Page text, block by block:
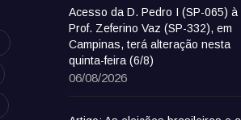
Acesso da D. Pedro I (SP-065) à
Prof. Zeferino Vaz (SP-332), em
Campinas, terá alteração nesta
quinta-feira (6/8)
06/08/2026